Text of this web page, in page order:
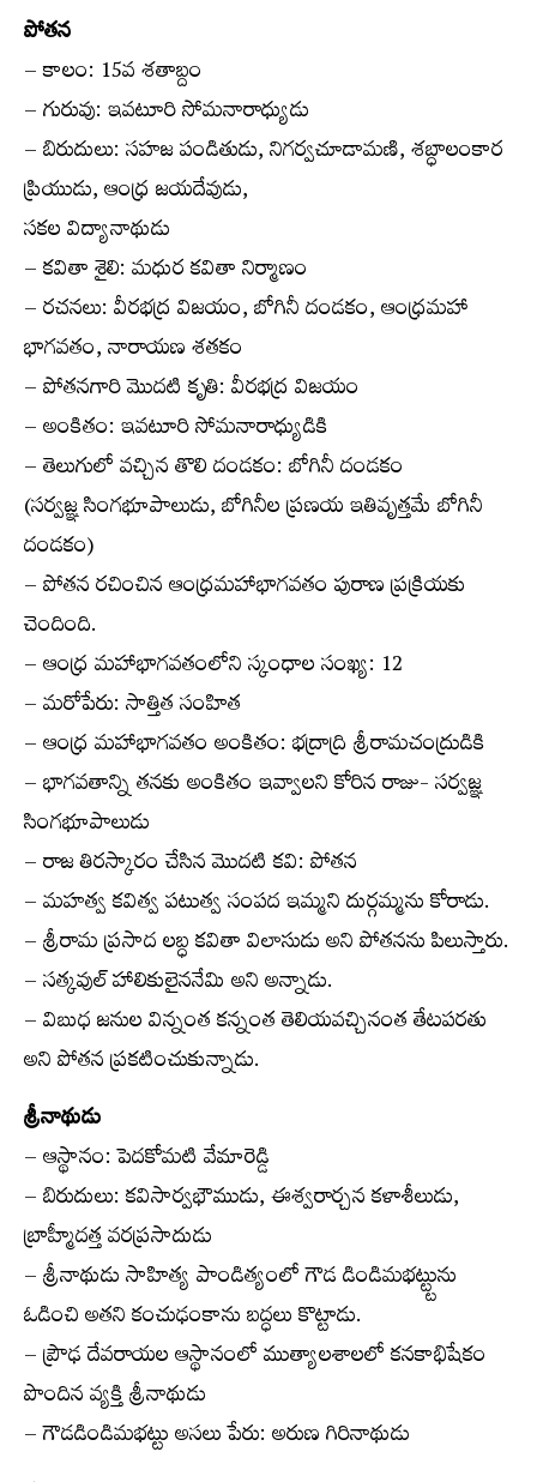
పోతన
– కాలం: 15వ శతాబ్దం
– గురువు: ఇవటూరి సోమనారాధ్యుడు
– బిరుదులు: సహజ పండితుడు, నిగర్వచూడామణి, శబ్ధాలంకార
ప్రియుడు, ఆంధ్ర జయదేవుడు,
సకల విద్యానాథుడు
– కవితా శైలి: మధుర కవితా నిర్మాణం
– రచనలు: వీరభద్ర విజయం, బోగినీ దండకం, ఆంధ్రమహా
భాగవతం, నారాయణ శతకం
– పోతనగారి మొదటి కృతి: వీరభద్ర విజయం
– అంకితం: ఇవటూరి సోమనారాధ్యుడికి
– తెలుగులో వచ్చిన తొలి దండకం: బోగినీ దండకం
(సర్వజ్ఞ సింగభూపాలుడు, బోగినీల ప్రణయ ఇతివృత్తమే బోగినీ
దండకం)
– పోతన రచించిన ఆంధ్రమహాభాగవతం పురాణ ప్రక్రియకు
చెందింది.
– ఆంధ్ర మహాభాగవతంలోని స్కంధాల సంఖ్య: 12
– మరోపేరు: సాత్తిత సంహిత
– ఆంధ్ర మహాభాగవతం అంకితం: భద్రాద్రి శ్రీరామచంద్రుడికి
– భాగవతాన్ని తనకు అంకితం ఇవ్వాలని కోరిన రాజు- సర్వజ్ఞ
సింగభూపాలుడు
– రాజ తిరస్కారం చేసిన మొదటి కవి: పోతన
– మహత్వ కవిత్వ పటుత్వ సంపద ఇమ్మని దుర్గమ్మను కోరాడు.
– శ్రీరామ ప్రసాద లబ్ధ కవితా విలాసుడు అని పోతనను పిలుస్తారు.
– సత్కవుల్ హాలికులైననేమి అని అన్నాడు.
– విబుధ జనుల విన్నంత కన్నంత తెలియవచ్చినంత తేటపరతు
అని పోతన ప్రకటించుకున్నాడు.
శ్రీనాథుడు
– ఆస్థానం: పెదకోమటి వేమారెడ్డి
– బిరుదులు: కవిసార్వభౌముడు, ఈశ్వరార్చన కళాశీలుడు,
బ్రాహ్మీదత్త వరప్రసాదుడు
– శ్రీనాథుడు సాహిత్య పాండిత్యంలో గౌడ డిండిమభట్ట్టును
ఓడించి అతని కంచుఢంకాను బద్ధలు కొట్టాడు.
– ప్రౌఢ దేవరాయల ఆస్థానంలో ముత్యాలశాలలో కనకాభిషేకం
పొందిన వ్యక్తి శ్రీనాథుడు
– గౌడడిండిమభట్టు అసలు పేరు: అరుణ గిరినాథుడు